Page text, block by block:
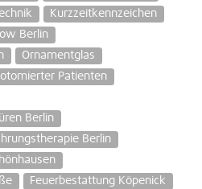
Kurzzeitkennzeichen
Berlin
Ornamentglas
Patienten
Berlin
Berlin
Feuerbestattung Köpenick